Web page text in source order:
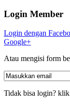
Login Member
Login dengan
Google+
Atau mengisi form
Tidak bisa login? klik